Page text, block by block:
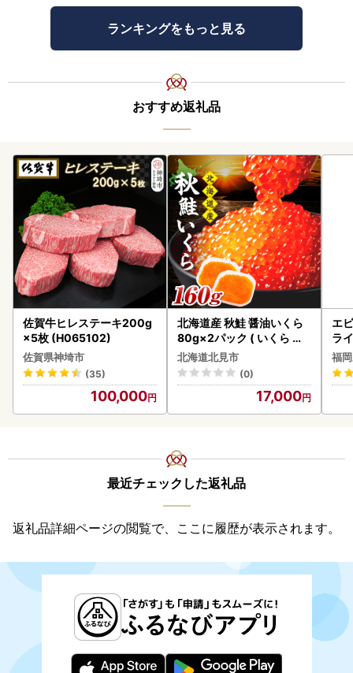
ランキングをもっと見る
おすすめ返礼品
佐賀牛ヒレステーキ200g
×5枚 (H065102)
佐賀県神埼市
(35)
100,000
北海道産 秋鮭 醤油いくら
80g×2パック ( いくら イ
クラ 魚卵 鮭 サケ さけ 鮭い
くら 醤油漬け パック 北海
道産 ふるさと納税 秋鮭 )【
北海道北見市
(0)
17,000
エ
ライ
福
最近チェックした返礼品
返礼品詳細ページの閲覧で、ここに履歴が表示されます。